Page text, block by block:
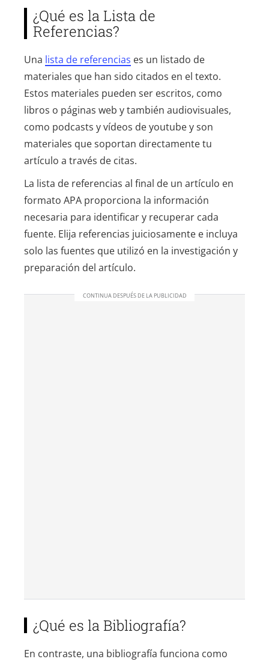
¿Qué es la Lista de
Referencias?
Una lista de referencias es un listado de
materiales que han sido citados en el texto.
Estos materiales pueden ser escritos, como
libros o páginas web y también audiovisuales,
como podcasts y vídeos de youtube y son
materiales que soportan directamente tu
artículo a través de citas.
La lista de referencias al final de un artículo en
formato APA proporciona la información
necesaria para identificar y recuperar cada
fuente. Elija referencias juiciosamente e incluya
solo las fuentes que utilizó en la investigación y
preparación del artículo.
¿Qué es la Bibliografía?
En contraste, una bibliografía funciona como